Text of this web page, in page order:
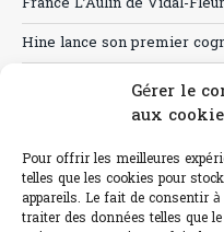
Gérer le
aux
Pour offrir les meilleures
telles que les cookies pour
appareils. Le fait de consentir
traiter des données telles que
Hine lance son premier
Canicule : A quand le CHR à
Sélection de rosés 2026